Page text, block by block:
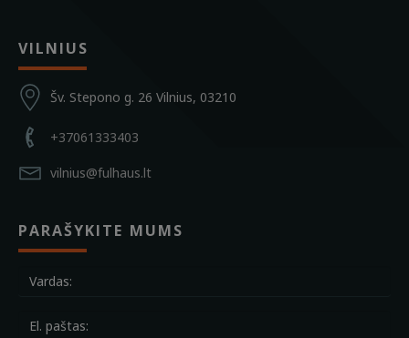
VILNIUS
Šv. Stepono g. 26 Vilnius, 03210
+37061333403
vilnius@fulhaus.lt
PARAŠYKITE MUMS